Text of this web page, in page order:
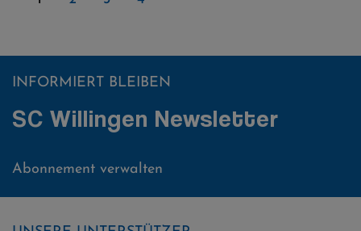
INFORMIERT BLEIBEN
SC Willingen Newsletter
Abonnement verwalten